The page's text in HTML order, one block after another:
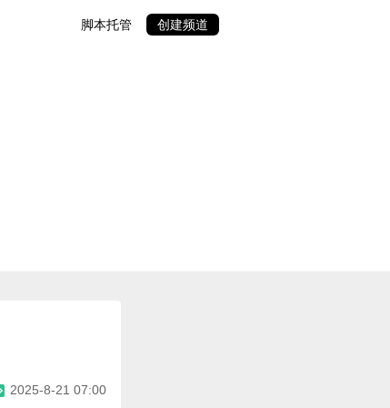
脚本托管 创建频道
2025-8-21 07:00